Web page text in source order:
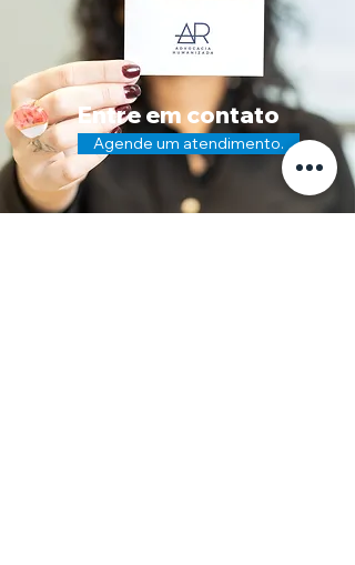
Entre em contato
Agende um atendimento.